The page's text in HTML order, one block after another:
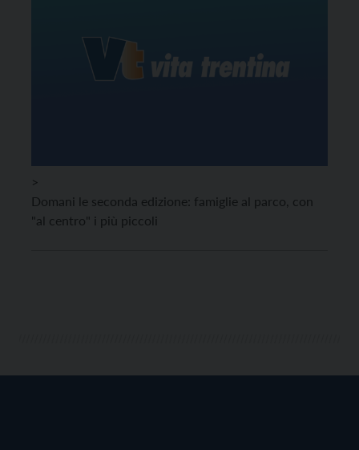
>
Domani le seconda edizione: famiglie al parco, con
"al centro" i più piccoli